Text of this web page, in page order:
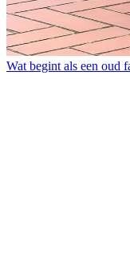
Wat begint als een oud